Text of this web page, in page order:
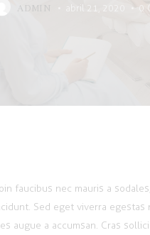
ADMIN abril 21, 2020 0
faucibus nec mauris a
Sed eget viverra egestas
augue a accumsan. Cras